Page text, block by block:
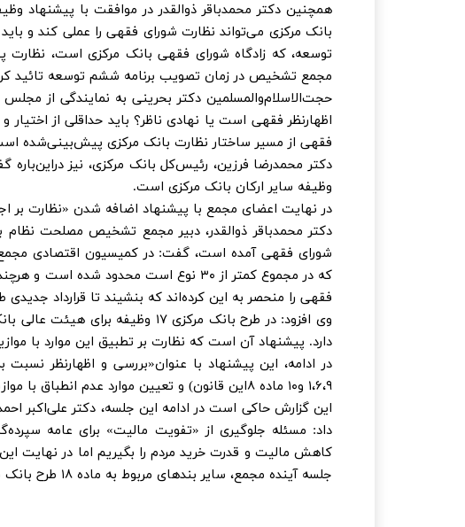
همچنین دکتر محمدباقر ذوالقدر در موافقت با پیشنهاد
بانک مرکزی می‌تواند نظارت شورای فقهی را عملی کند و
توسعه، که زادگاه شورای فقهی بانک مرکزی است،
مجمع تشخیص در زمان تصویب برنامه ششم توسعه تائید
حجت‌الاسلام‌والمسلمین دکتر بحرینی به نمایندگی از
اظهارنظر فقهی است یا نهادی ناظر؟ باید حداقلی از
فقهی از مسیر ساختار نظارت بانک مرکزی پیش‌بینی‌شده
دکتر محمدرضا فرزین، رئیس‌کل بانک مرکزی، نیز
وظیفه سایر ارکان بانک مرکزی است.
در نهایت اعضای مجمع با پیشنهاد اضافه شدن «نظارت بر
دکتر محمدباقر ذوالقدر، دبیر مجمع تشخیص مصلحت
شورای فقهی آمده است، گفت: در کمیسیون اقتصادی مجمع،
که در مجموع کمتر از ۳۰ نوع است محدود
فقهی را منحصر به این کرده‌اند که بنشیند تا قرارداد
دارد. پیشنهاد آن است که نظارت بر تطبیق این موارد با
در ادامه، این پیشنهاد با عنوان«بررسی و اظهارنظر
۱،۶،۹ و۱۰ ماده ۸این قانون) و تعیین موارد عدم انطباق با موازین شرع» به تصویب اعضای مجمع نرسید.
این گزارش حاکی است در ادامه این جلسه، دکتر علی‌اکبر
داد: مسئله جلوگیری از «تفویت مالیت» برای عامه
کاهش مالیت و قدرت خرید مردم را بگیریم اما در نهایت
جلسه آینده مجمع، سایر بندهای مربوط به ماده ۱۸ طرح بانک مرکزی، بررسی شود.